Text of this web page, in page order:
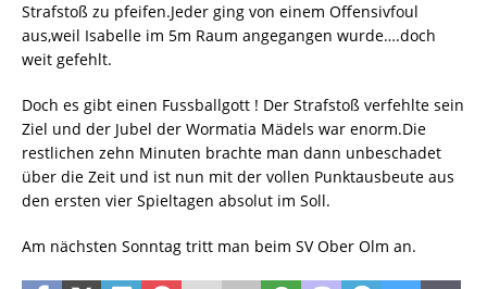
Strafstoß zu pfeifen.Jeder ging von einem Offensivfoul
aus,weil Isabelle im 5m Raum angegangen wurde….doch
weit gefehlt.
Doch es gibt einen Fussballgott ! Der Strafstoß verfehlte sein
Ziel und der Jubel der Wormatia Mädels war enorm.Die
restlichen zehn Minuten brachte man dann unbeschadet
über die Zeit und ist nun mit der vollen Punktausbeute aus
den ersten vier Spieltagen absolut im Soll.
Am nächsten Sonntag tritt man beim SV Ober Olm an.